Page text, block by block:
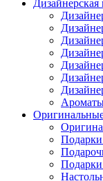
Дизайнерская
Подарки